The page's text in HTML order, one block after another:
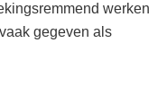
werken
gegeven als